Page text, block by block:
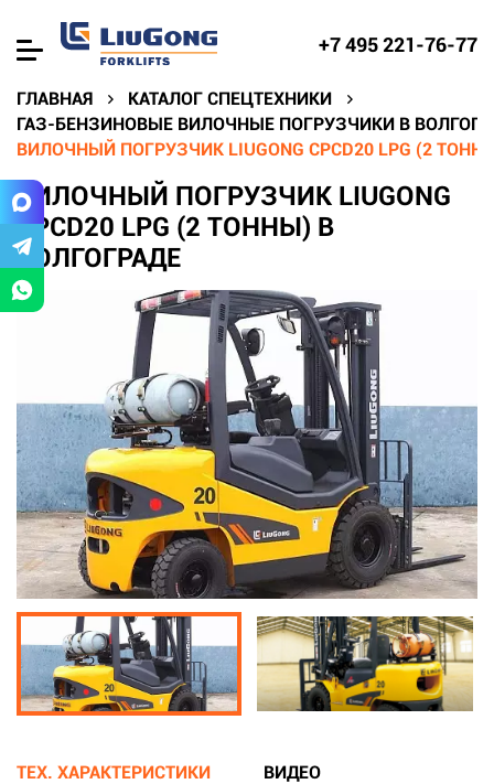
+7 495 221-76-77
ГЛАВНАЯ
КАТАЛОГ СПЕЦТЕХНИКИ
ГАЗ-БЕНЗИНОВЫЕ ВИЛОЧНЫЕ ПОГРУЗЧИКИ В
ВИЛОЧНЫЙ ПОГРУЗЧИК LIUGONG CPCD20 LPG (2
ВИЛОЧНЫЙ ПОГРУЗЧИК LIUGONG
CPCD20 LPG (2 ТОННЫ) В
ВОЛГОГРАДЕ
ТЕХ. ХАРАКТЕРИСТИКИ ВИДЕО